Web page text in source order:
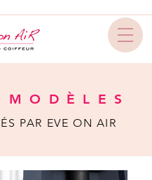
PAR EVE ON AIR